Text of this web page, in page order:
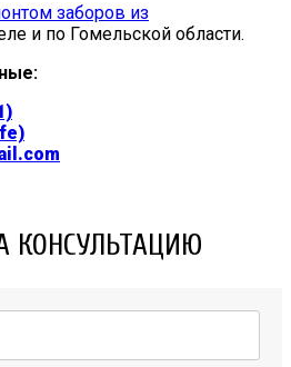
заборов из
и по Гомельской области.
КОНСУЛЬТАЦИЮ